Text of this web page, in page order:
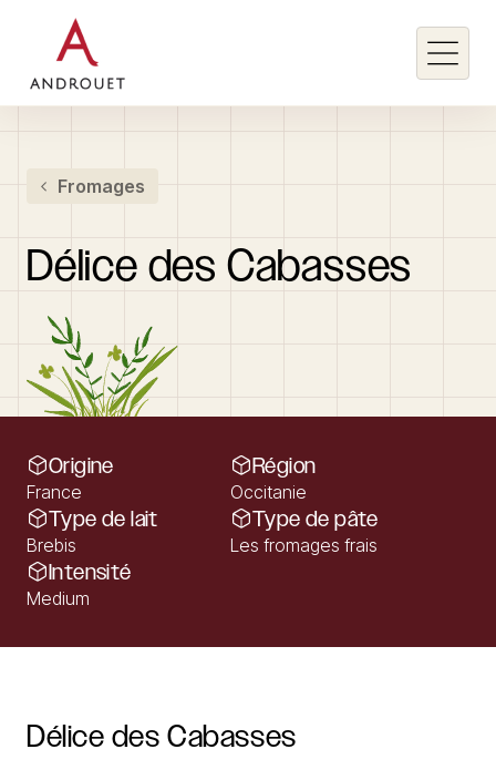
Rechercher un mot clé
Fromages
Délice des Cabasses
Origine
France
Région
Occitanie
Type de lait
Brebis
Type de pâte
Les fromages frais
Intensité
Medium
Délice des Cabasses